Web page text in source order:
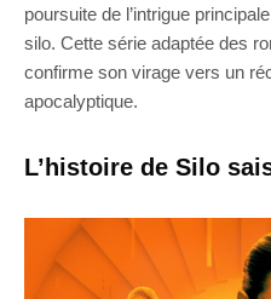
poursuite de l’intrigue
silo. Cette série adaptée des
confirme son virage vers un
apocalyptique.
L’histoire de Silo